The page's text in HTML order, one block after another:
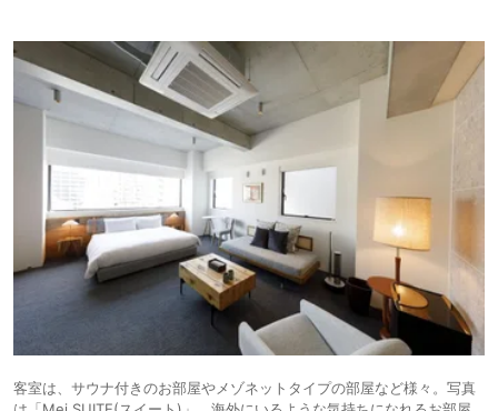
客室は、サウナ付きのお部屋やメゾネットタイプの部屋など様々。写真